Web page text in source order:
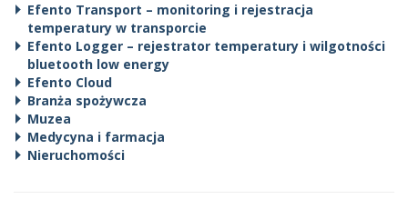
Efento Transport – monitoring i rejestracja
temperatury w transporcie
Efento Logger – rejestrator temperatury i wilgotności
bluetooth low energy
Efento Cloud
Branża spożywcza
Muzea
Medycyna i farmacja
Nieruchomości